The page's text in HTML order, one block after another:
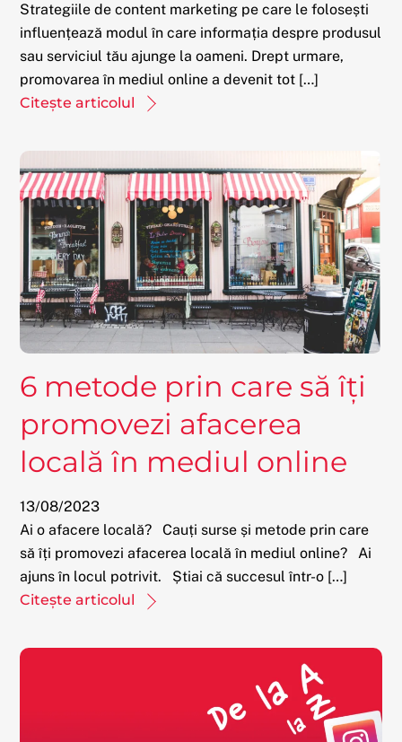
Strategiile de content marketing pe care le folosești
influențează modul în care informația despre produsul
sau serviciul tău ajunge la oameni. Drept urmare,
promovarea în mediul online a devenit tot […]
Citește articolul
6 metode prin care să îți
promovezi afacerea
locală în mediul online
13/08/2023
Ai o afacere locală? Cauți surse și metode prin care
să îți promovezi afacerea locală în mediul online? Ai
ajuns în locul potrivit. Știai că succesul într-o […]
Citește articolul